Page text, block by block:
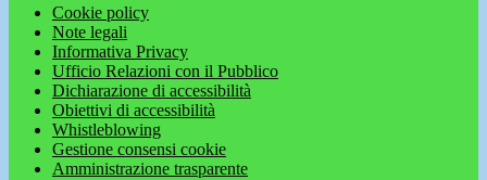
Cookie policy
Note legali
Informativa Privacy
Ufficio Relazioni con il Pubblico
Dichiarazione di accessibilità
Obiettivi di accessibilità
Whistleblowing
Gestione consensi cookie
Amministrazione trasparente